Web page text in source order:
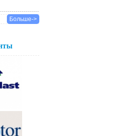
Больше->